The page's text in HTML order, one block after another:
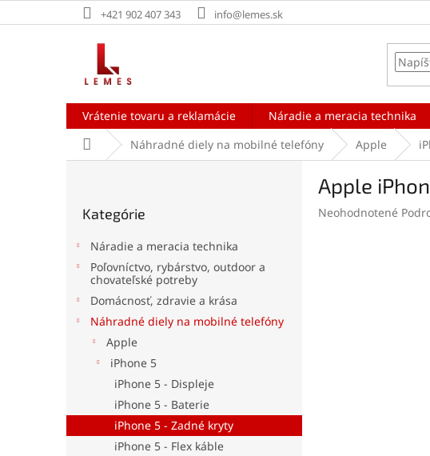
na
+421 902 407 343 info@lemes.sk
Vrátenie tovaru a reklamácie Náradie a meracia technika
DomovNáhradné diely na mobilné telefóny Apple
kategórie
Kategórie
Náradie a meracia technika
Poľovníctvo, rybárstvo, outdoor a
chovateľské potreby
Domácnosť, zdravie a krása
Náhradné diely na mobilné telefóny
Apple
iPhone 5
iPhone 5 - Displeje
iPhone 5 - Baterie
iPhone 5 - Zadné kryty
iPhone 5 - Flex káble
Apple
Priemerné
Neohodnotené